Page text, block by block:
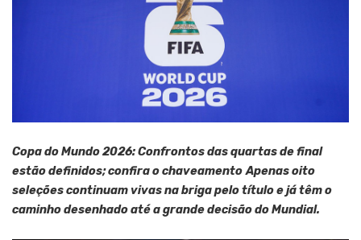
Copa do Mundo 2026: Confrontos das quartas de final
estão definidos; confira o chaveamento Apenas oito
seleções continuam vivas na briga pelo título e já têm o
caminho desenhado até a grande decisão do Mundial.